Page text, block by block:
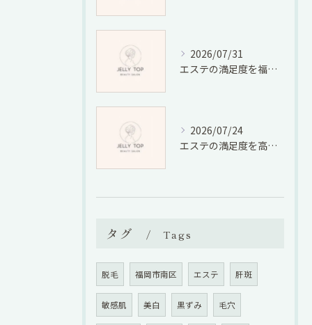
2026/07/31
エステの満足度を福岡県福岡市宮若市で徹底比較しコスパと口コミから選ぶ方法
2026/07/24
エステの満足度を高める選び方と効果実感のための具体的ポイント
タグ Tags
脱毛 福岡市南区 エステ 肝斑
敏感肌 美白 黒ずみ 毛穴